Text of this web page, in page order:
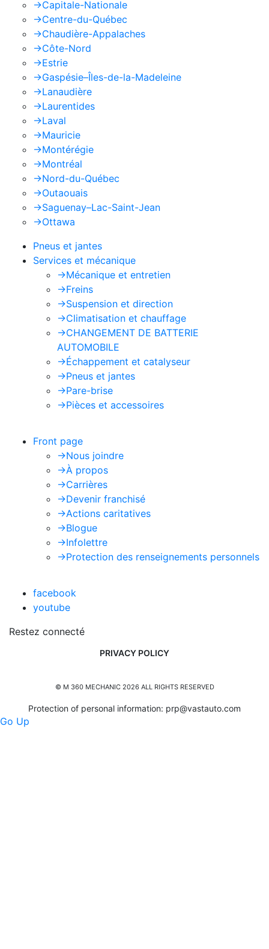
->Capitale-Nationale
->Centre-du-Québec
->Chaudière-Appalaches
->Côte-Nord
->Estrie
->Gaspésie–Îles-de-la-Madeleine
->Lanaudière
->Laurentides
->Laval
->Mauricie
->Montérégie
->Montréal
->Nord-du-Québec
->Outaouais
->Saguenay–Lac-Saint-Jean
->Ottawa
Pneus et jantes
Services et mécanique
->Mécanique et entretien
->Freins
->Suspension et direction
->Climatisation et chauffage
->CHANGEMENT DE BATTERIE
AUTOMOBILE
->Échappement et catalyseur
->Pneus et jantes
->Pare-brise
->Pièces et accessoires
Front page
->Nous joindre
->À propos
->Carrières
->Devenir franchisé
->Actions caritatives
->Blogue
->Infolettre
->Protection des renseignements personnels
facebook
youtube
Restez connecté
PRIVACY POLICY
© M 360 MECHANIC 2026 ALL RIGHTS RESERVED
Protection of personal information: prp@vastauto.com
Go Up